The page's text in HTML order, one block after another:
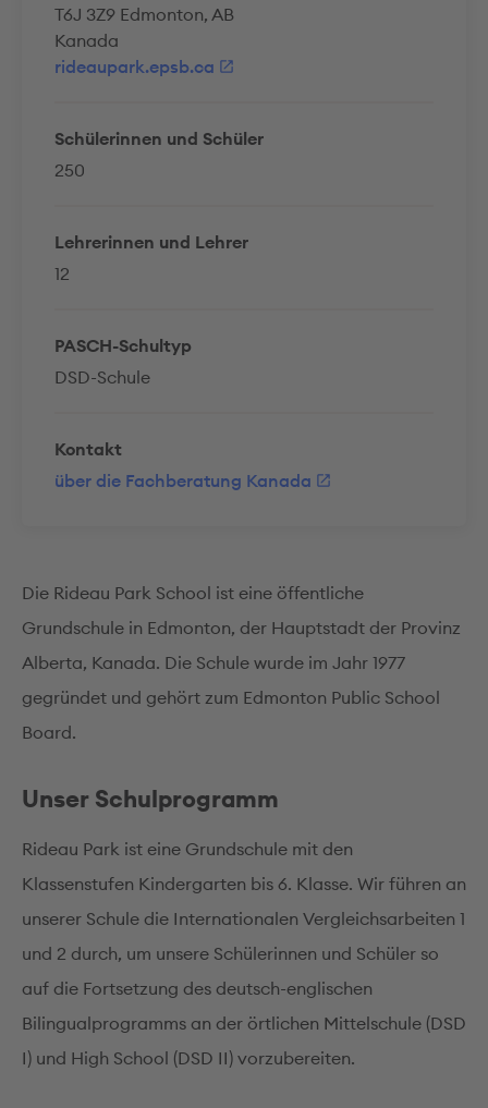
T6J 3Z9 Edmonton, AB
Kanada
rideaupark.epsb.ca
Schülerinnen und Schüler
250
Lehrerinnen und Lehrer
12
PASCH-Schultyp
DSD-Schule
Kontakt
über die Fachberatung Kanada
Die Rideau Park School ist eine öffentliche
Grundschule in Edmonton, der Hauptstadt der Provinz
Alberta, Kanada. Die Schule wurde im Jahr 1977
gegründet und gehört zum Edmonton Public School
Board.
Unser Schulprogramm
Rideau Park ist eine Grundschule mit den
Klassenstufen Kindergarten bis 6. Klasse. Wir führen an
unserer Schule die Internationalen Vergleichsarbeiten 1
und 2 durch, um unsere Schülerinnen und Schüler so
auf die Fortsetzung des deutsch-englischen
Bilingualprogramms an der örtlichen Mittelschule (DSD
I) und High School (DSD II) vorzubereiten.